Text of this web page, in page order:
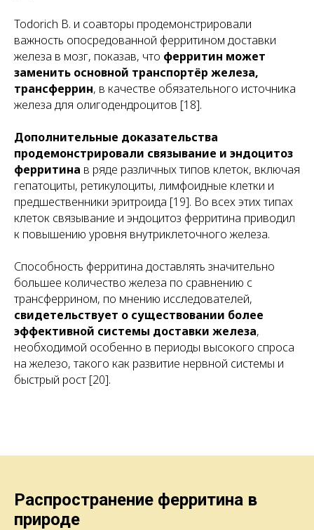
Todorich B. и соавторы продемонстрировали
важность опосредованной ферритином доставки
железа в мозг, показав, что ферритин может
заменить основной транспортёр железа,
трансферрин, в качестве обязательного источника
железа для олигодендроцитов [18].
Дополнительные доказательства
продемонстрировали связывание и эндоцитоз
ферритина в ряде различных типов клеток, включая
гепатоциты, ретикулоциты, лимфоидные клетки и
предшественники эритроида [19]. Во всех этих типах
клеток связывание и эндоцитоз ферритина приводил
к повышению уровня внутриклеточного железа.
Способность ферритина доставлять значительно
большее количество железа по сравнению с
трансферрином, по мнению исследователей,
свидетельствует о существовании более
эффективной системы доставки железа,
необходимой особенно в периоды высокого спроса
на железо, такого как развитие нервной системы и
быстрый рост [20].
Распространение ферритина в
природе